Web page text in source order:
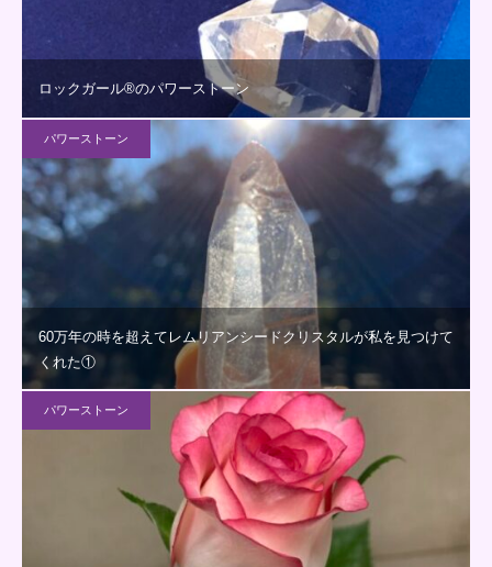
ロックガール®のパワーストーン
パワーストーン
60万年の時を超えてレムリアンシードクリスタルが私を見つけて
くれた①
パワーストーン